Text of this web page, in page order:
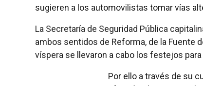
sugieren a los automovilistas tomar vías
La Secretaría de Seguridad Pública
ambos sentidos de Reforma, de la Fuente
víspera se llevaron a cabo los festejos
Por ello a través de su